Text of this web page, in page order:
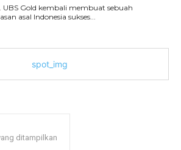
UBS Gold kembali membuat sebuah
asal Indonesia sukses...
ditampilkan